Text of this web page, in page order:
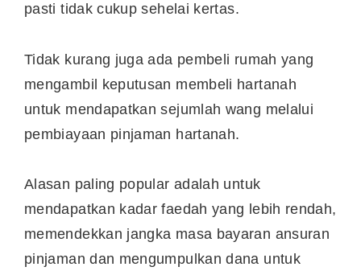
pasti tidak cukup sehelai kertas.
Tidak kurang juga ada pembeli rumah yang
mengambil keputusan membeli hartanah
untuk mendapatkan sejumlah wang melalui
pembiayaan pinjaman hartanah.
Alasan paling popular adalah untuk
mendapatkan kadar faedah yang lebih rendah,
memendekkan jangka masa bayaran ansuran
pinjaman dan mengumpulkan dana untuk